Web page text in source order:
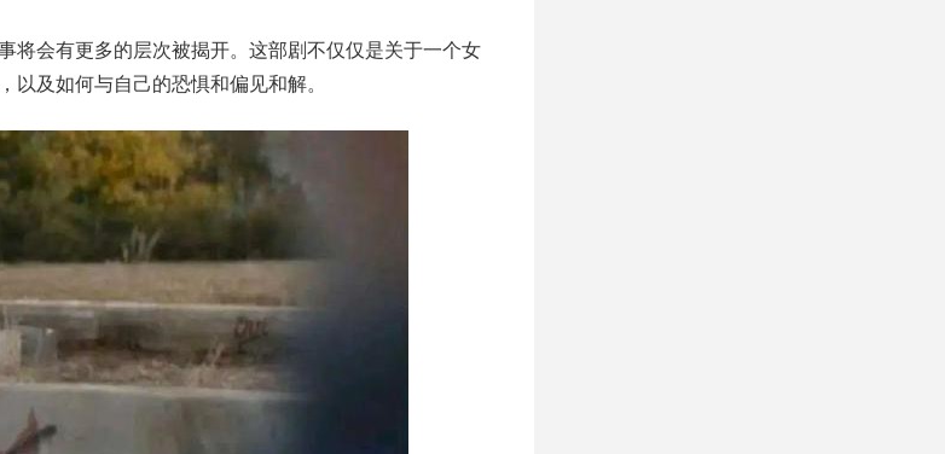
将会有更多的层次被揭开。这部剧不仅仅是关于一个女
及如何与自己的恐惧和偏见和解。